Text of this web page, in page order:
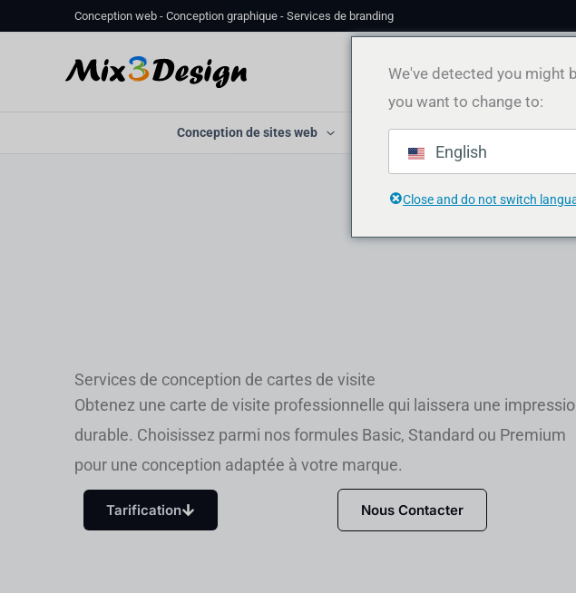
Conception web - Conception graphique - Services de branding
Conception de sites web Conception graphique
Services de conception de cartes de visite
Obtenez une carte de visite professionnelle qui laissera une
durable. Choisissez parmi nos formules Basic, Standard ou Premium
pour une conception adaptée à votre marque.
Tarification Nous Contacter
We've detected you might
you want to change to:
English
Close and do not switch